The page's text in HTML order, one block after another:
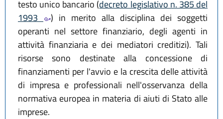
testo unico bancario (decreto legislativo n. 385 del
1993
) in merito alla disciplina dei soggetti
operanti nel settore finanziario, degli agenti in
attività finanziaria e dei mediatori creditizi). Tali
risorse sono destinate alla concessione di
finanziamenti per l'avvio e la crescita delle attività
di impresa e professionali nell'osservanza della
normativa europea in materia di aiuti di Stato alle
imprese.